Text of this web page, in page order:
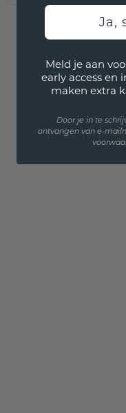
VOLG
Ja,
Meld je aan
early access en
maken extra
Door je in te
ontvangen van e-